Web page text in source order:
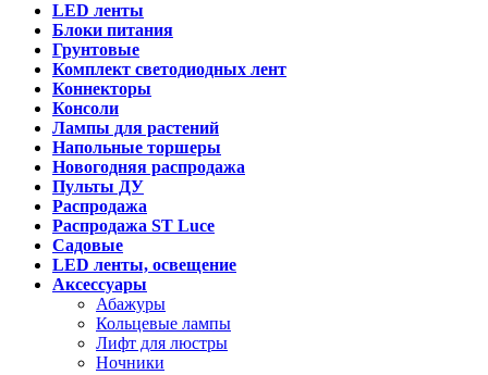
LED ленты
Блоки питания
Грунтовые
Комплект светодиодных лент
Коннекторы
Консоли
Лампы для растений
Напольные торшеры
Новогодняя распродажа
Пульты ДУ
Распродажа
Распродажа ST Luce
Садовые
LED ленты, освещение
Аксессуары
Абажуры
Кольцевые лампы
Лифт для люстры
Ночники